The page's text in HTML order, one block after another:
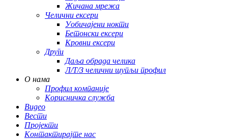
Жичана мрежа
Челични ексери
Уобичајени нокти
Бетонски ексери
Кровни ексери
Други
Даља обрада челика
Л/Т/З челични шупљи профил
О нама
Профил компаније
Корисничка служба
Видео
Вести
Пројекти
Контактирајте нас